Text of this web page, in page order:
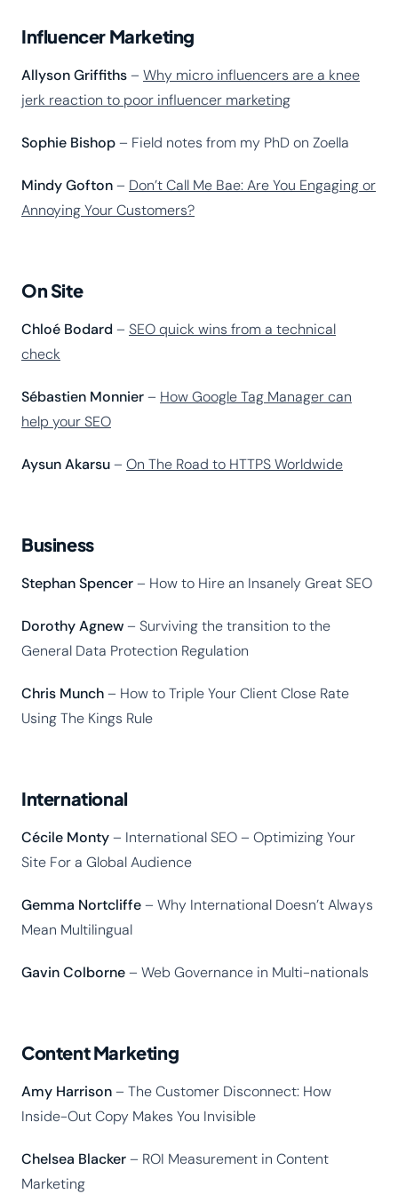
Influencer Marketing
Allyson Griffiths– Why micro influencers are a knee
jerk reaction to poor influencer marketing
Sophie Bishop– Field notes from my PhD on Zoella
Mindy Gofton– Don’t Call Me Bae: Are You Engaging or
Annoying Your Customers?
On Site
Chloé Bodard – SEO quick wins from a technical
check
Sébastien Monnier– How Google Tag Manager can
help your SEO
Aysun Akarsu– On The Road to HTTPS Worldwide
Business
Stephan Spencer– How to Hire an Insanely Great SEO
Dorothy Agnew– Surviving the transition to the
General Data Protection Regulation
Chris Munch– How to Triple Your Client Close Rate
Using The Kings Rule
International
Cécile Monty– International SEO – Optimizing Your
Site For a Global Audience
Gemma Nortcliffe– Why International Doesn’t Always
Mean Multilingual
Gavin Colborne– Web Governance in Multi-nationals
Content Marketing
Amy Harrison– The Customer Disconnect: How
Inside-Out Copy Makes You Invisible
Chelsea Blacker– ROI Measurement in Content
Marketing